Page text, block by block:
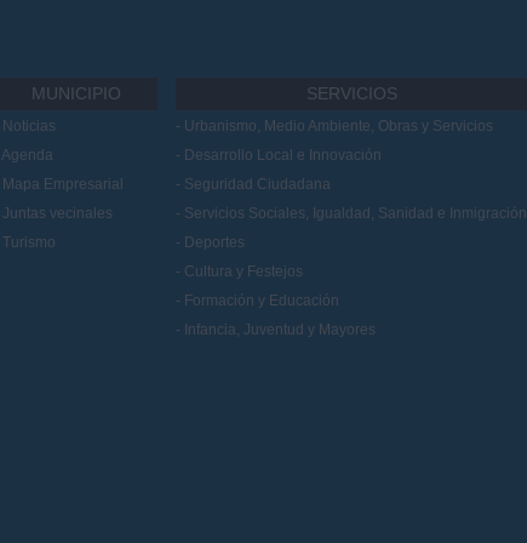
MUNICIPIO
Noticias
Agenda
Mapa Empresarial
Juntas vecinales
Turismo
SERVICIOS
Urbanismo, Medio Ambiente, Obras y Servicios
Desarrollo Local e Innovación
Seguridad Ciudadana
Servicios Sociales, Igualdad, Sanidad e Inmigración
Deportes
Cultura y Festejos
Formación y Educación
Infancia, Juventud y Mayores